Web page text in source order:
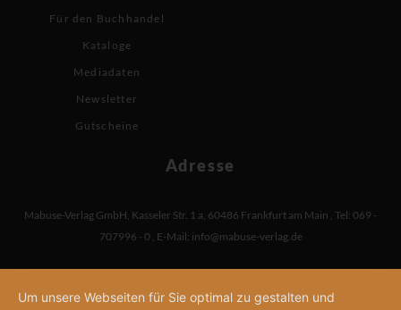
Für den Buchhandel
Kataloge
Mediadaten
Newsletter
Gutscheine
Adresse
Mabuse-Verlag GmbH, Kasseler Str. 1 a, 60486 Frankfurt am Main , Tel: 069 -
707996 - 0 , E-Mail: info@mabuse-verlag.de
Um unsere Webseiten für Sie optimal zu gestalten und